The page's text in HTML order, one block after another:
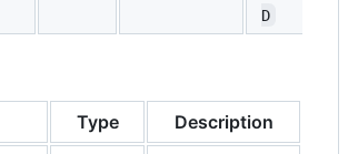
D
Type
Description